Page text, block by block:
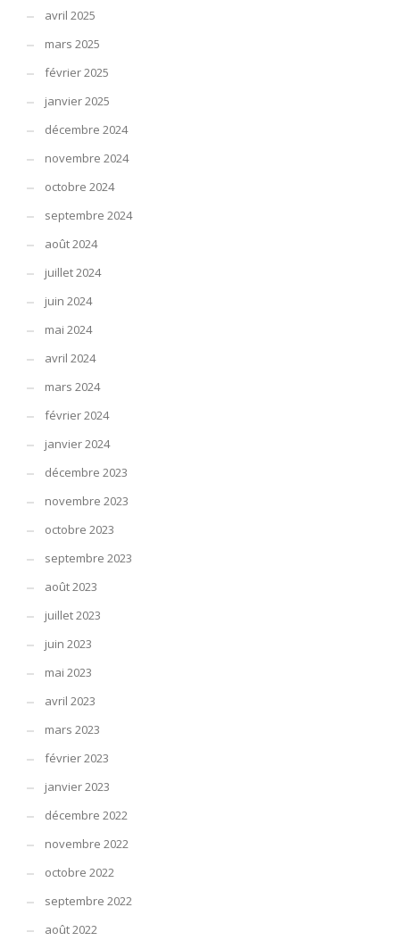
avril 2025
mars 2025
février 2025
janvier 2025
décembre 2024
novembre 2024
octobre 2024
septembre 2024
août 2024
juillet 2024
juin 2024
mai 2024
avril 2024
mars 2024
février 2024
janvier 2024
décembre 2023
novembre 2023
octobre 2023
septembre 2023
août 2023
juillet 2023
juin 2023
mai 2023
avril 2023
mars 2023
février 2023
janvier 2023
décembre 2022
novembre 2022
octobre 2022
septembre 2022
août 2022